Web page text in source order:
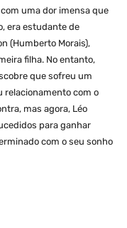
uma dor imensa que
era estudante de
(Humberto Morais),
filha. No entanto,
que sofreu um
relacionamento com o
mas agora, Léo
para ganhar
com o seu sonho